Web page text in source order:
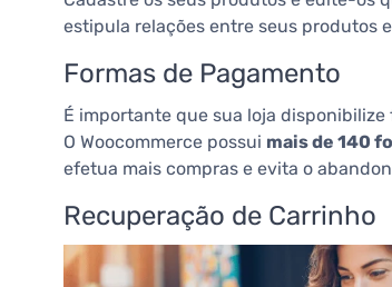
estipula relações entre seus produtos
Formas de Pagamento
É importante que sua loja
O Woocommerce possui mais de 140
efetua mais compras e evita o
Recuperação de Carrinho